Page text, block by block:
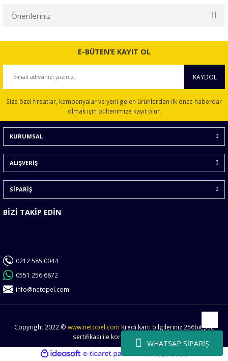
WHATSAP SİPARİŞ
Önerileriniz
Bu ürünün fiyat bilgisi, resim, ürün açıklamalarında ve diğer
konularda yetersiz gördüğünüz noktaları öneri formunu
Ürün açıklamasında eksik bilgiler bulunuyor.
Ürün bilgilerinde hatalar bulunuyor.
Ürün fiyatı diğer sitelerden daha pahalı.
Bu ürüne benzer farklı alternatifler olmalı.
E-BÜTEN’E KAYIT OL
KAYDOL
Size özel fırsatlar, kampanyalar ve yeni gelen ürünlerden ilk önce haberdar
olmak için bültenimize kayıt olun
KURUMSAL
ALIŞVERİŞ
SİPARİŞ
BİZİ TAKİP EDİN
0212 585 0044
0551 256 6872
info@netopel.com
Copyright 2022 © www.netopel.com Kredi kartı bilgileriniz 256bit SSL
sertifikası ile korunmaktadır.
Yukarı
ideasoft